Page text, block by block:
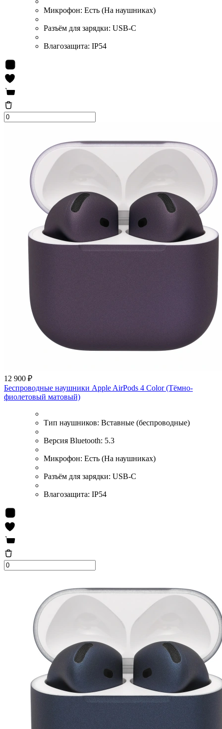
Микрофон: Есть (На наушниках)
Разъём для зарядки: USB-C
Влагозащита: IP54
12 900 ₽
Беспроводные наушники Apple AirPods 4 Color (Тёмно-
фиолетовый матовый)
Тип наушников: Вставные (беспроводные)
Версия Bluetooth: 5.3
Микрофон: Есть (На наушниках)
Разъём для зарядки: USB-C
Влагозащита: IP54